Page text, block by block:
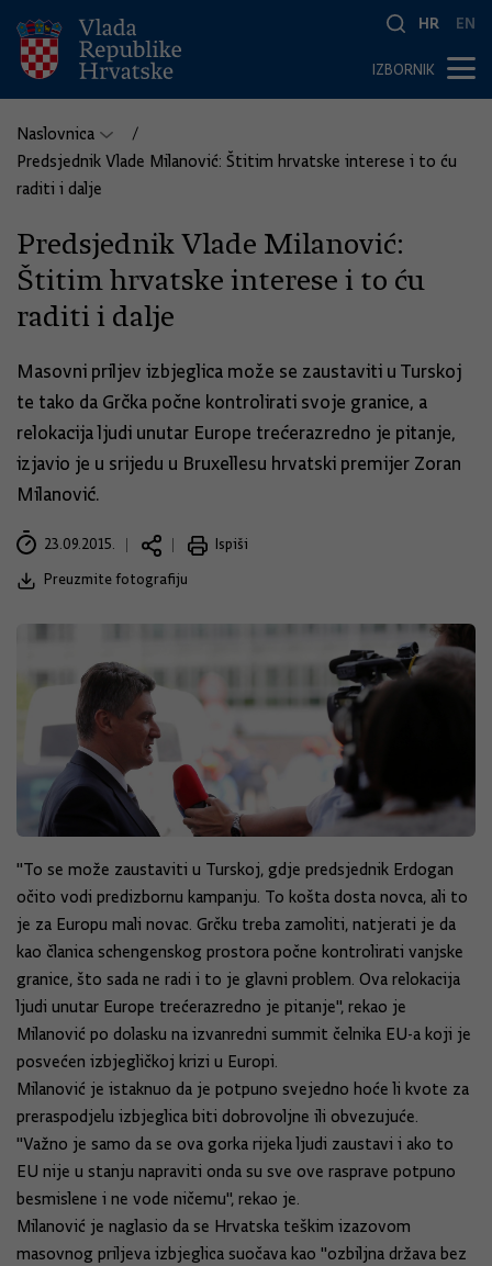
HR EN
IZBORNIK
Naslovnica
Predsjednik Vlade Milanović: Štitim hrvatske interese i to ću
raditi i dalje
Predsjednik Vlade Milanović:
Štitim hrvatske interese i to ću
raditi i dalje
Masovni priljev izbjeglica može se zaustaviti u Turskoj
te tako da Grčka počne kontrolirati svoje granice, a
relokacija ljudi unutar Europe trećerazredno je pitanje,
izjavio je u srijedu u Bruxellesu hrvatski premijer Zoran
Milanović.
23.09.2015.
Ispiši
Preuzmite fotografiju
"To se može zaustaviti u Turskoj, gdje predsjednik Erdogan
očito vodi predizbornu kampanju. To košta dosta novca, ali to
je za Europu mali novac. Grčku treba zamoliti, natjerati je da
kao članica schengenskog prostora počne kontrolirati vanjske
granice, što sada ne radi i to je glavni problem. Ova relokacija
ljudi unutar Europe trećerazredno je pitanje", rekao je
Milanović po dolasku na izvanredni summit čelnika EU-a koji je
posvećen izbjegličkoj krizi u Europi.
Milanović je istaknuo da je potpuno svejedno hoće li kvote za
preraspodjelu izbjeglica biti dobrovoljne ili obvezujuće.
"Važno je samo da se ova gorka rijeka ljudi zaustavi i ako to
EU nije u stanju napraviti onda su sve ove rasprave potpuno
besmislene i ne vode ničemu", rekao je.
Milanović je naglasio da se Hrvatska teškim izazovom
masovnog priljeva izbjeglica suočava kao "ozbiljna država bez